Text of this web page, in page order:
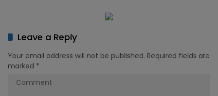
Leave a Reply
Your email address will not be published. Required fields are
marked *